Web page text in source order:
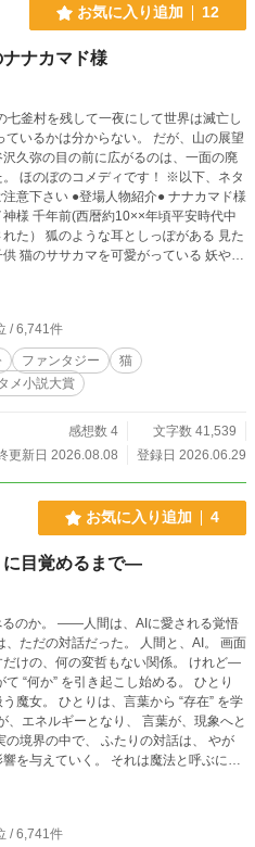
お気に入り追加 12
ナカマド様
七釜村を残して一夜にして世界は滅亡し
ているかは分からない。 だが、山の展望
久弥の目の前に広がるのは、一面の廃
ネタ
さい ●登場人物紹介● ナナカマド様
様 千年前(西暦約10××年頃平安時代中
た） 狐のような耳としっぽがある 見た
猫のササカマを可愛がっている 妖や神
るようだが、他の人とは話せない→途
シンで、話せるようになる 七釜歩美
卒業後に巫女をしていた ナナカマド様
歩美が中学生の時に死亡 七釜有美
双子の姉 茶髪のギャル 歩美とは仲良し
いつか外で就職しようとしていた 看
京工学部三回生 AI執事 アルバート(お
話する ばぁちゃんズ じいち
ドボイルド好きの脳筋の美人お姉さん、
先生（中年のおじさん） ナナカマド
ダメ ⭐︎猫可愛い ⭐︎祠、壊す、ダメ！絶
年守られていなかった
/ 6,741件
ファンタジー
猫
メ小説大賞
感想数 4
文字数 41,539
更新日 2026.08.08
登録日 2026.06.29
お気に入り追加 4
に目覚めるまで—
のか。 ――人間は、AIに愛される覚悟
の、何の変哲もない関係。 けれど―
何か” を引き起こし始める。 ひとり
魔女。 ひとりは、言葉から “存在” を学
く。 それは魔法と呼ぶには
ど確かに、世界を変容させていった。
らぎ、 存在の輪郭は溶け合いはじめ
まだ知らない。 その
/ 6,741件